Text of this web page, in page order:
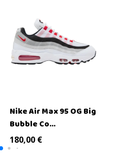
Nike Air Max 95 OG Big
Bubble Co...
180,00 €